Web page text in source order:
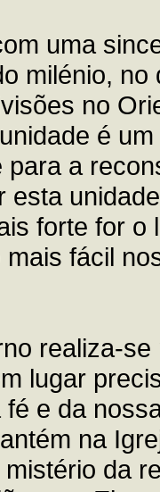
uma
milénio,
no
é
a
esta
forte for
fácil
realiza-
lugar
e da
na
da